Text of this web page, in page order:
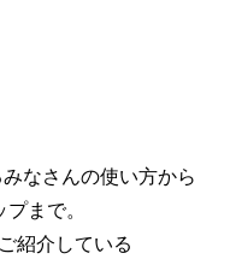
なさんの使い方から
まで。
紹介している